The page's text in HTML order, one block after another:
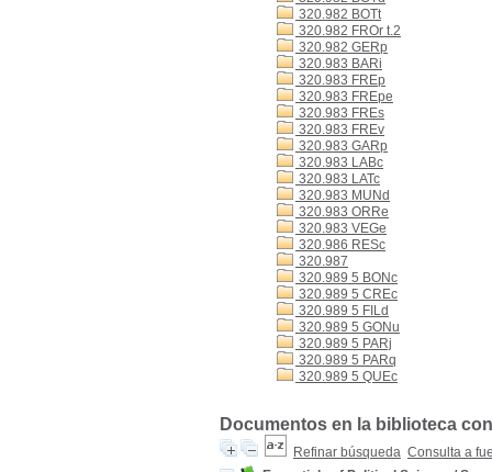
320.982 BOTt
320.982 FROr t.2
320.982 GERp
320.983 BARi
320.983 FREp
320.983 FREpe
320.983 FREs
320.983 FREv
320.983 GARp
320.983 LABc
320.983 LATc
320.983 MUNd
320.983 ORRe
320.983 VEGe
320.986 RESc
320.987
320.989 5 BONc
320.989 5 CREc
320.989 5 FILd
320.989 5 GONu
320.989 5 PARj
320.989 5 PARq
320.989 5 QUEc
Documentos en la biblioteca
Refinar búsqueda Consulta a